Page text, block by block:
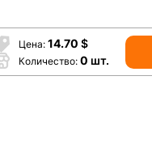
Цена 14.70 $
Количество 0 шт.